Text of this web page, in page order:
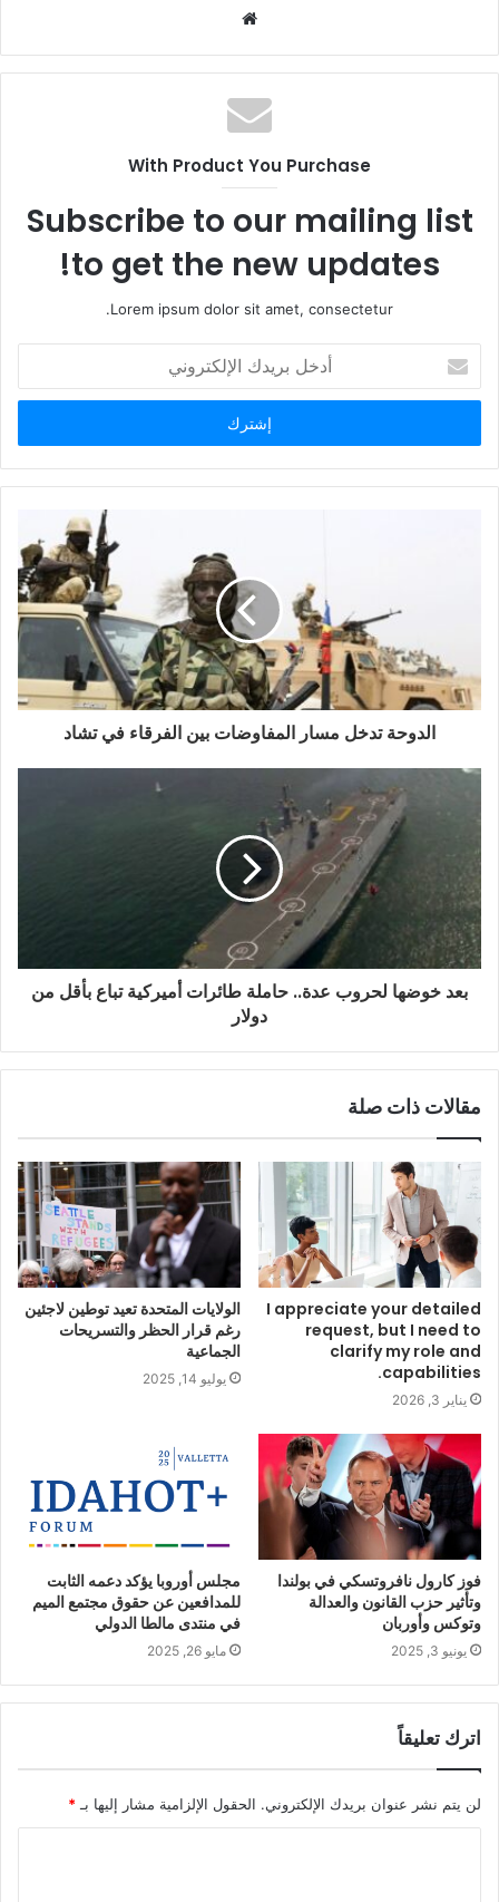
ق
ع
ا
ب
With Product You Purchase
Subscribe to our mailing list
to get the new updates!
Lorem ipsum dolor sit amet, consectetur.
خ
ب
ر
ت
ر
ي
الدوحة تدخل مسار المفاوضات بين الفرقاء في تشاد
بعد خوضها لحروب عدة.. حاملة طائرات أميركية تباع بأقل من
دولار
مقالات ذات صلة
I appreciate your detailed
request, but I need to
clarify my role and
capabilities.
يناير 3, 2026
الولايات المتحدة تعيد توطين لاجئين
رغم قرار الحظر والتسريحات
الجماعية
يوليو 14, 2025
فوز كارول نافروتسكي في بولندا
وتأثير حزب القانون والعدالة
وتوكس وأوربان
يونيو 3, 2025
مجلس أوروبا يؤكد دعمه الثابت
للمدافعين عن حقوق مجتمع الميم
في منتدى مالطا الدولي
مايو 26, 2025
اترك تعليقاً
لن يتم نشر عنوان بريدك الإلكتروني. الحقول الإلزامية مشار إليها بـ *